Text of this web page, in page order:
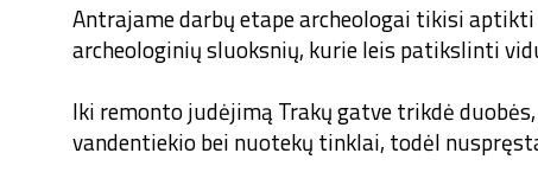
Antrajame darbų etape archeologai tikisi
archeologinių sluoksnių, kurie leis patikslinti
Iki remonto judėjimą Trakų gatve trikdė
vandentiekio bei nuotekų tinklai, todėl